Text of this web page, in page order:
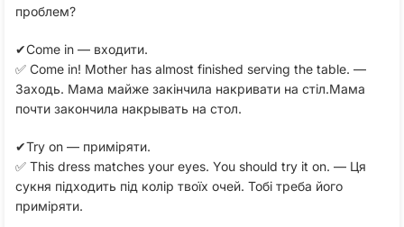
проблем?
✔Come in — входити.
✅ Come in! Mother has almost finished serving the table. —
Заходь. Мама майже закінчила накривати на стіл.Мама
почти закончила накрывать на стол.
✔Try on — приміряти.
✅ This dress matches your eyes. You should try it on. — Ця
сукня підходить під колір твоїх очей. Тобі треба його
приміряти.